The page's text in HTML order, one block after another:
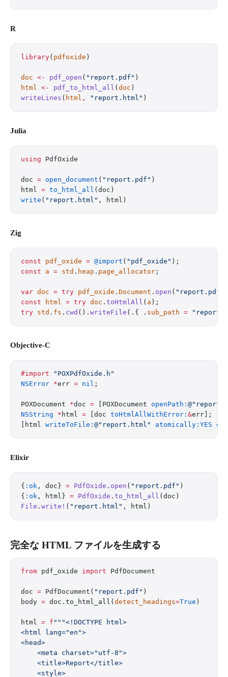
R
library( pdfoxide )
doc <- pdf_open ( "report.pdf" )
html <- pdf_to_html_all ( doc )
writeLines ( html , "report.html" )
Julia
using PdfOxide
doc = open_document ( "report.pdf" )
html = to_html_all (doc)
write ( "report.html" , html)
Zig
const pdf_oxide = @import ( "pdf_oxide" );
const a = std . heap . page_allocator ;
var doc = try pdf_oxide . Document . open ( "report.pdf"
const html = try doc . toHtmlAll ( a );
try std . fs . cwd (). writeFile (.{ . sub_path =
Objective-C
#import "POXPdfOxide.h"
NSError *err = nil ;
POXDocument *doc = [POXDocument openPath:
NSString * html = [doc toHtmlAllWithError: &err];
[html writeToFile: @"report.html" atomically:YES
Elixir
{ :ok , doc} = PdfOxide . open ( "report.pdf" )
{ :ok , html} = PdfOxide . to_html_all (doc)
File . write! ( "report.html" , html)
完全な HTML ファイルを生成する
from pdf_oxide import PdfDocument
doc = PdfDocument( "report.pdf" )
body = doc.to_html_all( detect_headings=True )
html = f """<!DOCTYPE html>
<html lang="en">
<head>
    <meta charset="utf-8">
    <title>Report</title>
    <style>